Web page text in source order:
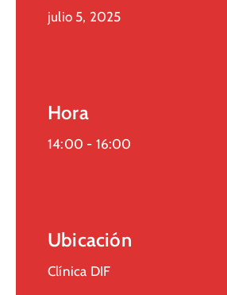
julio 5, 2025
Hora
14:00 - 16:00
Ubicación
Clínica DIF